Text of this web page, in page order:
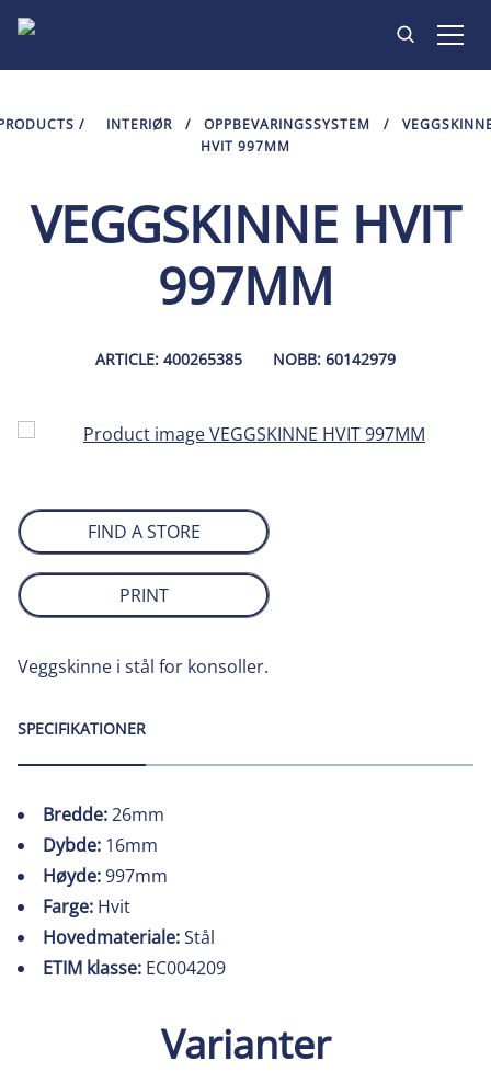
PRODUKTER
KONTAKT
/ INTERIØR / OPPBEVARINGSSYSTEM /
HVIT 997MM
VEGGSKINNE HVIT
997MM
ARTICLE: 400265385 NOBB: 60142979
FIND A STORE
PRINT
Veggskinne i stål for konsoller.
SPECIFIKATIONER
Bredde:26mm
Dybde: 16mm
Høyde:997mm
Farge: Hvit
Hovedmateriale:Stål
ETIM klasse: EC004209
Varianter